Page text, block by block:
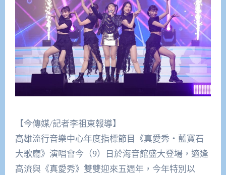
【今傳媒/記者李祖東報導】
高雄流行音樂中心年度指標節目《真愛秀・藍寶石
大歌廳》演唱會今（9）日於海音館盛大登場，適逢
高流與《真愛秀》雙雙迎來五週年，今年特別以